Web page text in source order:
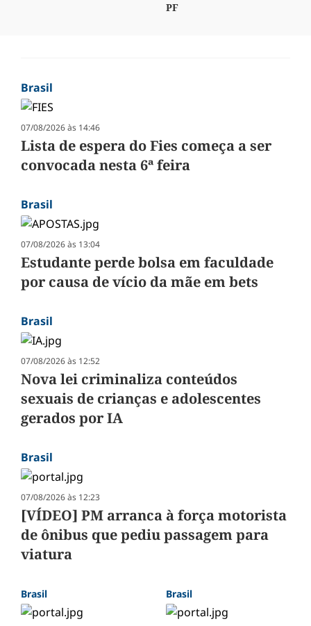
PF
Brasil
07/08/2026 às 14:46
Lista de espera do Fies começa a ser
convocada nesta 6ª feira
Brasil
07/08/2026 às 13:04
Estudante perde bolsa em faculdade
por causa de vício da mãe em bets
Brasil
07/08/2026 às 12:52
Nova lei criminaliza conteúdos
sexuais de crianças e adolescentes
gerados por IA
Brasil
07/08/2026 às 12:23
[VÍDEO] PM arranca à força motorista
de ônibus que pediu passagem para
viatura
Brasil Brasil